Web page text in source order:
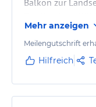
Gutes
Komponenten
Mehr anzeigen
Meilengutschrift
Hilfreich